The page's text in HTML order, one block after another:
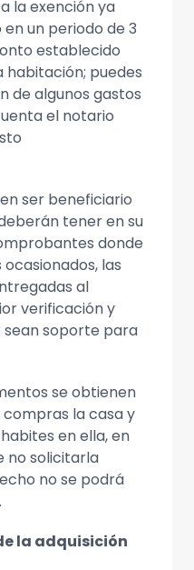
la exención ya
un periodo de 3
establecido
habitación; puedes
de algunos gastos
el notario
ser beneficiario
tener en su
donde
las
al
verificación y
sean soporte para
se obtienen
la casa y
en ella, en
no solicitarla
no se podrá
la adquisición